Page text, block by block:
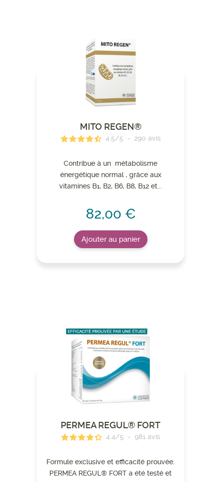
MITO REGEN®
4.5/5 - 290 avis
Contribue à un métabolisme
énergétique normal , grâce aux
vitamines B1, B2, B6, B8, B12 et...
82,00 €
Ajouter au panier
PERMEA REGUL® FORT
4.4/5 - 981 avis
Formule exclusive et efficacité prouvée.
PERMEA REGUL® FORT a été testé et